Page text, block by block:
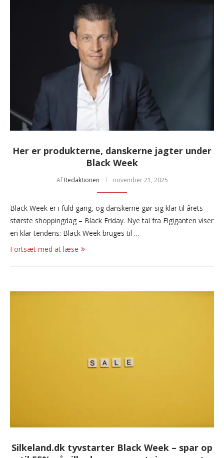
Her er produkterne, danskerne jagter under
Black Week
Af Redaktionen november 21, 2025
Black Week er i fuld gang, og danskerne gør sig klar til årets
største shoppingdag – Black Friday. Nye tal fra Elgiganten viser
en klar tendens: Black Week bruges til …
Fortsæt med at læse
Silkeland.dk tyvstarter Black Week – spar op